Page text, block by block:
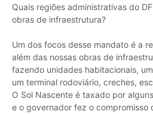
Quais regiões administrativas do
obras de infraestrutura?
Um dos focos desse mandato é a
além das nossas obras de
fazendo unidades habitacionais,
um terminal rodoviário, creches,
O Sol Nascente é taxado por
e o governador fez o compromisso